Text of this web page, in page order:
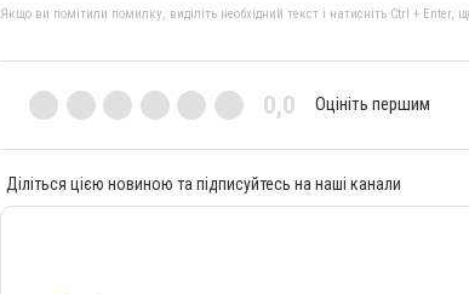
Якщо ви помітили помилку, виділіть необхідний текст і натисніть Ctrl + Enter,
0,0 Оцініть першим
Діліться цією новиною та підписуйтесь на наші канали